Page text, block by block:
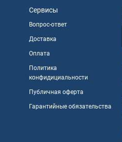
Сервисы
Вопрос-ответ
Доставка
Оплата
Политика
конфидициальности
Публичная оферта
Гарантийные обязательства